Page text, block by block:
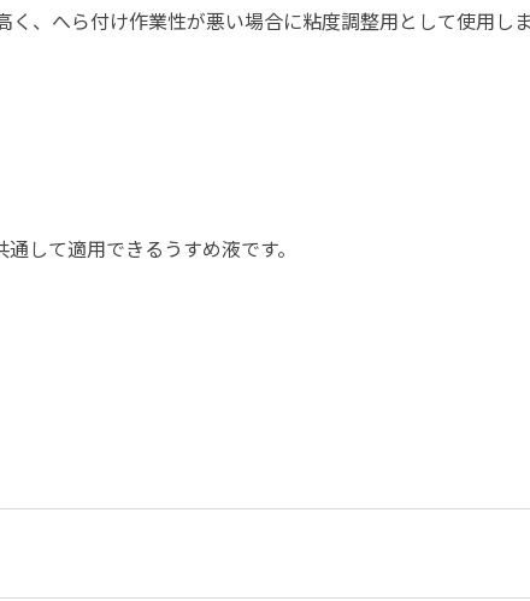
製品特集
ご利用にあたって 個人情報の取扱い
、へら付け作業性が悪い場合に粘度調整用として使用しま
して適用できるうすめ液です。